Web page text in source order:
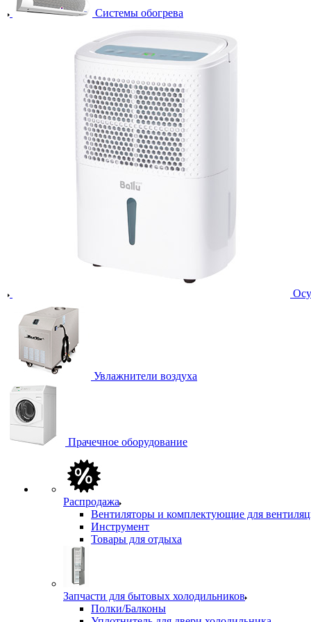
Системы обогрева
Увлажнители воздуха
Прачечное оборудование
Распродажа
Вентиляторы и комплектующие для
Инструмент
Товары для отдыха
Запчасти для бытовых холодильников
Полки/Балконы